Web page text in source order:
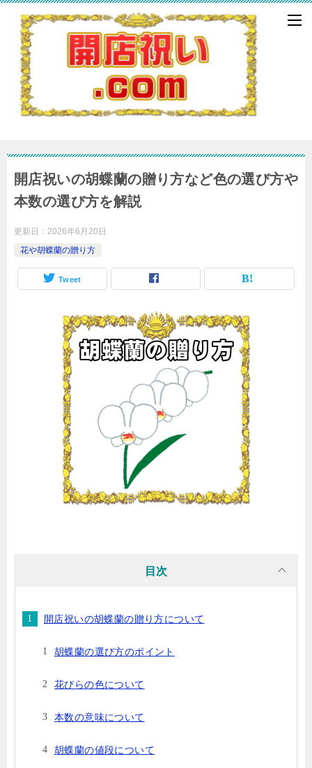
開店祝いの胡蝶蘭の贈り方など色の選び方や
本数の選び方を解説
更新日： 2026年6月20日
花や胡蝶蘭の贈り方
Tweet
目次
開店祝いの胡蝶蘭の贈り方について
胡蝶蘭の選び方のポイント
花びらの色について
本数の意味について
胡蝶蘭の値段について